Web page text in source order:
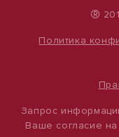
®
Политика
Запрос
Ваше согласие